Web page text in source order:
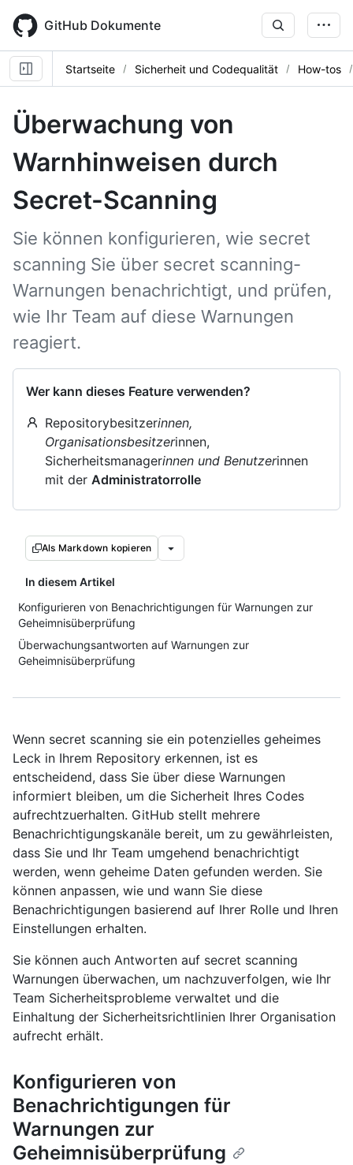
main
content
GitHub Dokumente
Startseite Sicherheit und Codequalität How-tos
Überwachung von
Warnhinweisen durch
Secret-Scanning
Sie können konfigurieren, wie secret
scanning Sie über secret scanning-
Warnungen benachrichtigt, und prüfen,
wie Ihr Team auf diese Warnungen
reagiert.
Wer kann dieses Feature verwenden?
Repositorybesitzerinnen,
Organisationsbesitzerinnen,
Sicherheitsmanagerinnen und Benutzerinnen
mit der Administratorrolle
Als Markdown kopieren
In diesem Artikel
Konfigurieren von Benachrichtigungen für Warnungen zur
Geheimnisüberprüfung
Überwachungsantworten auf Warnungen zur
Geheimnisüberprüfung
Wenn secret scanning sie ein potenzielles geheimes
Leck in Ihrem Repository erkennen, ist es
entscheidend, dass Sie über diese Warnungen
informiert bleiben, um die Sicherheit Ihres Codes
aufrechtzuerhalten. GitHub stellt mehrere
Benachrichtigungskanäle bereit, um zu gewährleisten,
dass Sie und Ihr Team umgehend benachrichtigt
werden, wenn geheime Daten gefunden werden. Sie
können anpassen, wie und wann Sie diese
Benachrichtigungen basierend auf Ihrer Rolle und Ihren
Einstellungen erhalten.
Sie können auch Antworten auf secret scanning
Warnungen überwachen, um nachzuverfolgen, wie Ihr
Team Sicherheitsprobleme verwaltet und die
Einhaltung der Sicherheitsrichtlinien Ihrer Organisation
aufrecht erhält.
Konfigurieren von
Benachrichtigungen für
Warnungen zur
Geheimnisüberprüfung